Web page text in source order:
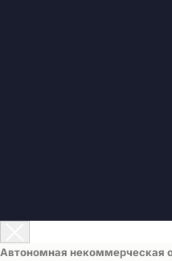
Автономная некоммерческая